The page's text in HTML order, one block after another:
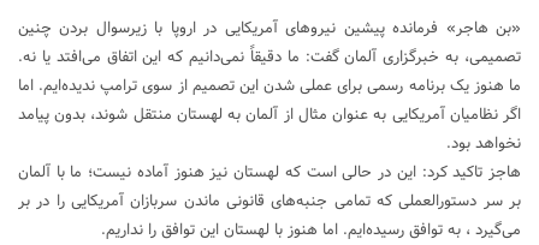
«بن هاجر» فرمانده پیشین نیروهای آمریکایی در اروپا با زیرسوال بردن چنین
تصمیمی، به خبرگزاری آلمان گفت: ما دقیقاً نمی‌دانیم که این اتفاق می‌افتد یا نه.
ما هنوز یک برنامه رسمی برای عملی شدن این تصمیم از سوی ترامپ ندیده‌ایم. اما
اگر نظامیان آمریکایی به عنوان مثال از آلمان به لهستان منتقل شوند، بدون پیامد
نخواهد بود.
هاجز تاکید کرد: این در حالی است که لهستان نیز هنوز آماده نیست؛ ما با آلمان
بر سر دستورالعملی که تمامی جنبه‌های قانونی ماندن سربازان آمریکایی را در بر
می‌گیرد ، به توافق رسیده‌ایم. اما هنوز با لهستان این توافق را نداریم.